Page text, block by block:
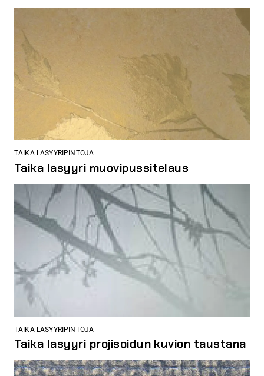
TAIKA LASYYRIPINTOJA
Taika lasyyri muovipussitelaus
TAIKA LASYYRIPINTOJA
Taika lasyyri projisoidun kuvion taustana